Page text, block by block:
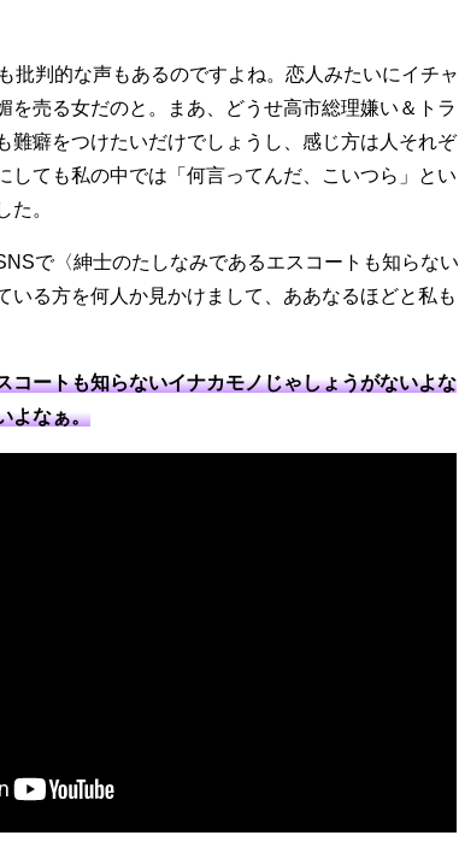
批判的な声もあるのですよね。恋人みたいにイチャ
を売る女だのと。まあ、どうせ高市総理嫌い＆トラ
難癖をつけたいだけでしょうし、感じ方は人それぞ
しても私の中では「何言ってんだ、こいつら」とい
た。
で〈紳士のたしなみであるエスコートも知らない
いる方を何人か見かけまして、ああなるほどと私も
コートも知らないイナカモノじゃしょうがないよな
よなぁ。